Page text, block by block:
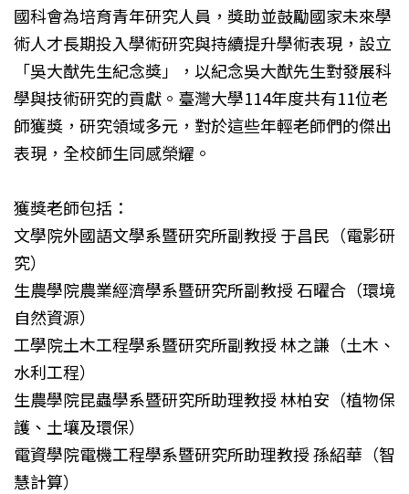
國科會為培育青年研究人員，獎助並鼓勵國家未來學
術人才長期投入學術研究與持續提升學術表現，設立
「吳大猷先生紀念獎」，以紀念吳大猷先生對發展科
學與技術研究的貢獻。臺灣大學114年度共有11位老
師獲獎，研究領域多元，對於這些年輕老師們的傑出
表現，全校師生同感榮耀。
獲獎老師包括：
文學院外國語文學系暨研究所副教授 于昌民（電影研
究）
生農學院農業經濟學系暨研究所副教授 石曜合（環境
自然資源）
工學院土木工程學系暨研究所副教授 林之謙（土木、
水利工程）
生農學院昆蟲學系暨研究所助理教授 林柏安（植物保
護、土壤及環保）
電資學院電機工程學系暨研究所助理教授 孫紹華（智
慧計算）